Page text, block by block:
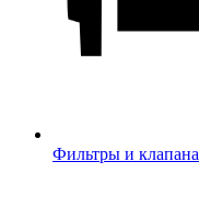
Фильтры и клапана